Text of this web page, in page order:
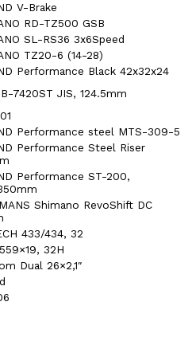
V-Brake
RD-TZ500 GSB
SL-RS36 3x6Speed
TZ20-6 (14-28)
Performance Black 42x32x24
7420ST JIS, 124.5mm
Performance steel MTS-309-5
Performance Steel Riser
Performance ST-200,
Shimano RevoShift DC
433/434, 32
32H
Dual 26×2,1″